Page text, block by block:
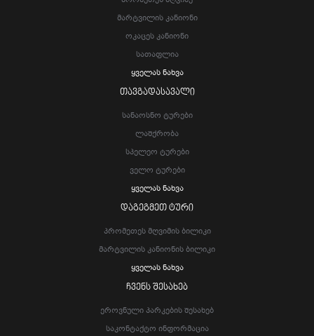
Მარტვილის Კანიონი
Ოკაცეს Კანიონი
Სათაფლია
Ყველას Ნახვა
ᲗᲐᲕᲒᲐᲓᲐᲡᲐᲕᲐᲚᲘ
Სანაოსნო Ტურები
Ლაშქრობა
Სპელეო Ტურები
Ველო Ტურები
Ყველას Ნახვა
ᲓᲐᲒᲔᲒᲛᲔᲗ ᲢᲣᲠᲘ
Პრომეთეს Მღვიმის Ბილიკი
Მარტვილის Კანიონის Ბილიკი
Ყველას Ნახვა
ᲩᲕᲔᲜᲡ ᲨᲔᲡᲐᲮᲔᲑ
Ეროვნული Პარკების Შესახებ
Საკონტაქტო Ინფორმაცია